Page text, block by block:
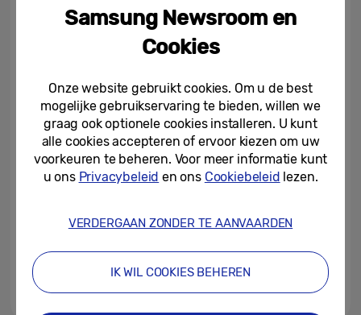
01-02-2023
Samsung Newsroom en
Cookies
Onze website gebruikt cookies. Om u de best
mogelijke gebruikservaring te bieden, willen we
graag ook optionele cookies installeren. U kunt
alle cookies accepteren of ervoor kiezen om uw
voorkeuren te beheren. Voor meer informatie kunt
u ons Privacybeleid en ons Cookiebeleid lezen.
VERDERGAAN ZONDER TE AANVAARDEN
IK WIL COOKIES BEHEREN